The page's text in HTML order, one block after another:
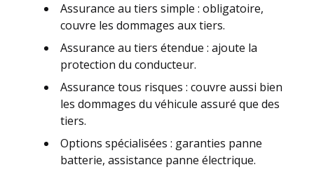
Assurance au tiers simple : obligatoire,
couvre les dommages aux tiers.
Assurance au tiers étendue : ajoute la
protection du conducteur.
Assurance tous risques : couvre aussi bien
les dommages du véhicule assuré que des
tiers.
Options spécialisées : garanties panne
batterie, assistance panne électrique.